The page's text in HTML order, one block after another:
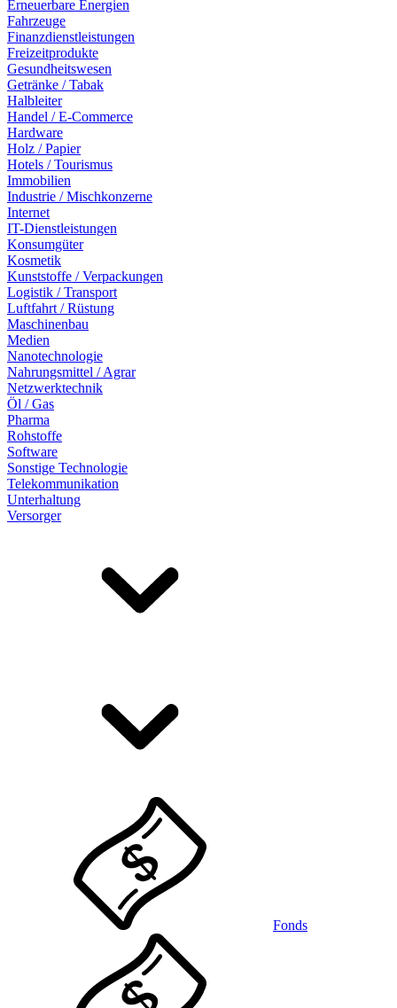
Erneuerbare Energien
Fahrzeuge
Finanzdienstleistungen
Freizeitprodukte
Gesundheitswesen
Getränke / Tabak
Halbleiter
Handel / E-Commerce
Hardware
Holz / Papier
Hotels / Tourismus
Immobilien
Industrie / Mischkonzerne
Internet
IT-Dienstleistungen
Konsumgüter
Kosmetik
Kunststoffe / Verpackungen
Logistik / Transport
Luftfahrt / Rüstung
Maschinenbau
Medien
Nanotechnologie
Nahrungsmittel / Agrar
Netzwerktechnik
Öl / Gas
Pharma
Rohstoffe
Software
Sonstige Technologie
Telekommunikation
Unterhaltung
Versorger
Fonds